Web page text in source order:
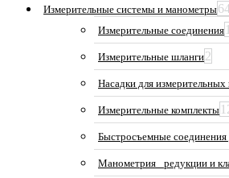
Измерительные системы и манометры
Измерительные соединения
Измерительные шланги2
Насадки для измерительных
Измерительные комплекты
Быстросъемные соединения
Манометрия_ редукции и